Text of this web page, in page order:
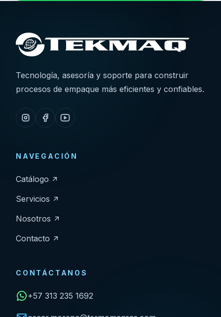
Tecnología, asesoría y soporte para construir
procesos de empaque más eficientes y confiables.
NAVEGACIÓN
Catálogo
Servicios
Nosotros
Contacto
CONTÁCTANOS
+57 313 235 1692